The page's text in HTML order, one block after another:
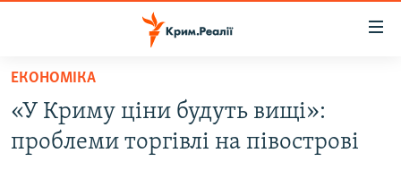
Перейти
основного
матеріалу
Перейти
ВОДА.КРИМ
ВІДЕО ТА ФОТО
ЕКОНОМІКА
«У Криму ціни будуть вищі»:
проблеми торгівлі на півострові